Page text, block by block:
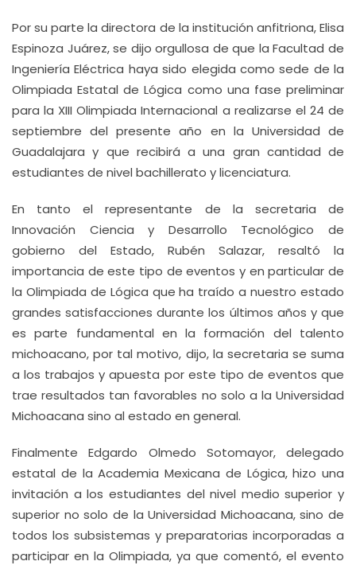
Por su parte la directora de la institución anfitriona, Elisa
Espinoza Juárez, se dijo orgullosa de que la Facultad de
Ingeniería Eléctrica haya sido elegida como sede de la
Olimpiada Estatal de Lógica como una fase preliminar
para la XIII Olimpiada Internacional a realizarse el 24 de
septiembre del presente año en la Universidad de
Guadalajara y que recibirá a una gran cantidad de
estudiantes de nivel bachillerato y licenciatura.
En tanto el representante de la secretaria de
Innovación Ciencia y Desarrollo Tecnológico de
gobierno del Estado, Rubén Salazar, resaltó la
importancia de este tipo de eventos y en particular de
la Olimpiada de Lógica que ha traído a nuestro estado
grandes satisfacciones durante los últimos años y que
es parte fundamental en la formación del talento
michoacano, por tal motivo, dijo, la secretaria se suma
a los trabajos y apuesta por este tipo de eventos que
trae resultados tan favorables no solo a la Universidad
Michoacana sino al estado en general.
Finalmente Edgardo Olmedo Sotomayor, delegado
estatal de la Academia Mexicana de Lógica, hizo una
invitación a los estudiantes del nivel medio superior y
superior no solo de la Universidad Michoacana, sino de
todos los subsistemas y preparatorias incorporadas a
participar en la Olimpiada, ya que comentó, el evento